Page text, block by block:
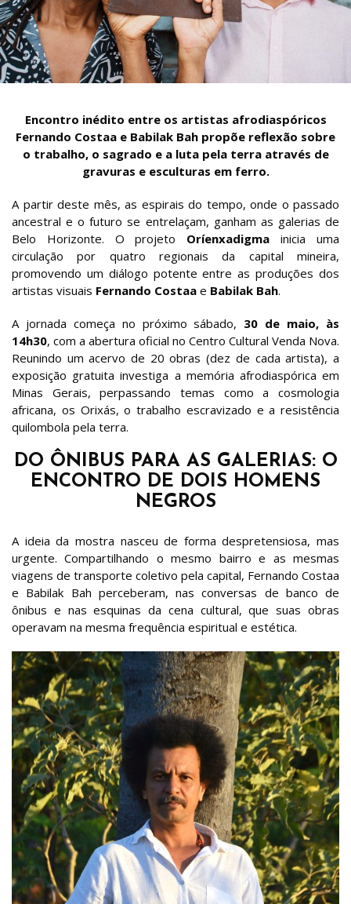
Encontro inédito entre os artistas afrodiaspóricos
Fernando Costaa e Babilak Bah propõe reflexão sobre
o trabalho, o sagrado e a luta pela terra através de
gravuras e esculturas em ferro.
A partir deste mês, as espirais do tempo, onde o passado
ancestral e o futuro se entrelaçam, ganham as galerias de
Belo Horizonte. O projeto Oríenxadigma inicia uma
circulação por quatro regionais da capital mineira,
promovendo um diálogo potente entre as produções dos
artistas visuais Fernando Costaa e Babilak Bah.
A jornada começa no próximo sábado, 30 de maio, às
14h30, com a abertura oficial no Centro Cultural Venda Nova.
Reunindo um acervo de 20 obras (dez de cada artista), a
exposição gratuita investiga a memória afrodiaspórica em
Minas Gerais, perpassando temas como a cosmologia
africana, os Orixás, o trabalho escravizado e a resistência
quilombola pela terra.
DO ÔNIBUS PARA AS GALERIAS: O
ENCONTRO DE DOIS HOMENS
NEGROS
A ideia da mostra nasceu de forma despretensiosa, mas
urgente. Compartilhando o mesmo bairro e as mesmas
viagens de transporte coletivo pela capital, Fernando Costaa
e Babilak Bah perceberam, nas conversas de banco de
ônibus e nas esquinas da cena cultural, que suas obras
operavam na mesma frequência espiritual e estética.